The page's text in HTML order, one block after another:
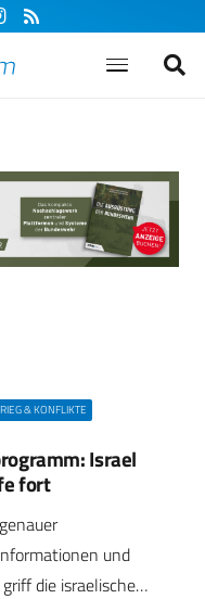
& KONFLIKTE
Israel
fort
und
die israelische…